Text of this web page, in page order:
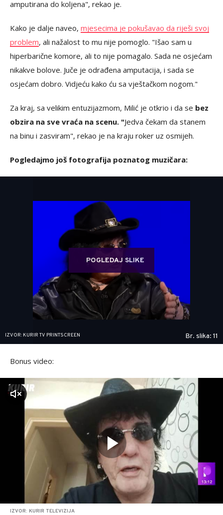
amputirana do koljena", rekao je.
Kako je dalje naveo, mjesecima je pokušavao da riješi svoj
problem, ali nažalost to mu nije pomoglo. "Išao sam u
hiperbarične komore, ali to nije pomagalo. Sada ne osjećam
nikakve bolove. Juče je odrađena amputacija, i sada se
osjećam dobro. Vidjeću kako ću sa vještačkom nogom."
Za kraj, sa velikim entuzijazmom, Milić je otkrio i da se bez
obzira na sve vraća na scenu. "Jedva čekam da stanem
na binu i zasviram", rekao je na kraju roker uz osmijeh.
Pogledajmo još fotografija poznatog muzičara:
POGLEDAJ SLIKE
IZVOR: KURIR TV PRINTSCREEN Br. slika: 11
Bonus video:
IZVOR: KURIR TELEVIZIJA